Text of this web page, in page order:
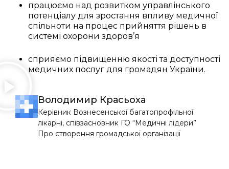
Володимир Красьоха
Керівник Вознесенської багатопрофільної
лікарні, співзасновник ГО “Медичні лідери”
Про створення громадської організації
працюємо над розвитком управлінського
потенціалу для зростання впливу медичної
спільноти на процес прийняття рішень в
системі охорони здоров’я
сприяємо підвищенню якості та доступності
медичних послуг для громадян України.